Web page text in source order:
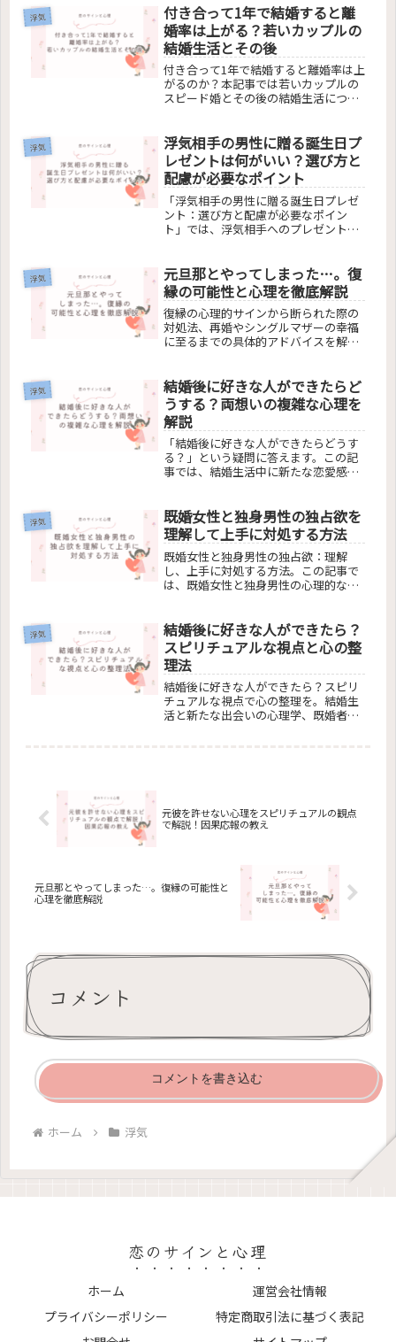
浮気
付き合って1年で結婚すると離
婚率は上がる？若いカップルの
結婚生活とその後
付き合って1年で結婚すると離婚率は上
がるのか？本記事では若いカップルの
スピード婚とその後の結婚生活につい
も詳しく掘り下げ、幸せな結婚生活へ
の秘訣を明らかにします。
浮気
浮気相手の男性に贈る誕生日プ
レゼントは何がいい？選び方と
配慮が必要なポイント
「浮気相手の男性に贈る誕生日プレゼ
ント：選び方と配慮が必要なポイン
ト」では、浮気相手へのプレゼント選
マナーなどを解説。読者の疑問を解決
し、既婚男性へのプレゼントの選び方
とその扱い方について、実用的なアド
バイスを提供します。
浮気
元旦那とやってしまった…。復
縁の可能性と心理を徹底解説
復縁の心理的サインから断られた際の
対処法、再婚やシングルマザーの幸福
に至るまでの具体的アドバイスを解
間関係と自己成長の旅をサポートしま
す。
浮気
結婚後に好きな人ができたらど
うする？両想いの複雑な心理を
解説
「結婚後に好きな人ができたらどうす
る？」という疑問に答えます。この記
事では、結婚生活中に新たな恋愛感情
どう向き合うかについて詳しく解説し
ます。本気の恋愛感情を抱いた際の対
処法や、真の運命の人に出会った時の
心の動きについても掘り下げていま
す。読者が自分の感情を理解し、適切
に対処できるようサポートする内容で
浮気
既婚女性と独身男性の独占欲を
理解して上手に対処する方法
既婚女性と独身男性の独占欲：理解
し、上手に対処する方法。この記事で
は、既婚女性と独身男性の心理的な違
情の真実について深掘りしています。
読者がこの微妙な関係性を理解し、健
全な関係を築くための具体的なアドバ
イスを提供します。
浮気
結婚後に好きな人ができたら？
スピリチュアルな視点と心の整
理法
結婚後に好きな人ができたら？スピリ
チュアルな視点で心の整理を。結婚生
活と新たな出会いの心理学、既婚者の
元彼を許せない心理をスピリチュアルの観点
で解説！因果応報の教え
元旦那とやってしまった…。復縁の可能性と
心理を徹底解説
コメント
コメントを書き込む
ホーム 浮気
恋のサインと心理
ホーム
運営会社情報
プライバシーポリシー
特定商取引法に基づく表記